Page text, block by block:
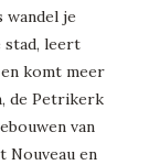
wandel je
stad, leert
komt meer
de Petrikerk
van
Nouveau en